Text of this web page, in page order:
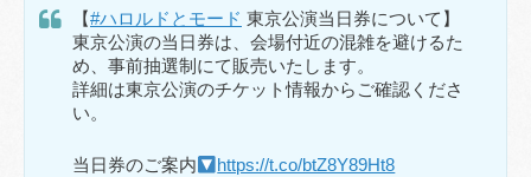
【#ハロルドとモード 東京公演当日券について】
東京公演の当日券は、会場付近の混雑を避けるた
め、事前抽選制にて販売いたします。
詳細は東京公演のチケット情報からご確認くださ
い。
当日券のご案内 https://t.co/btZ8Y89Ht8